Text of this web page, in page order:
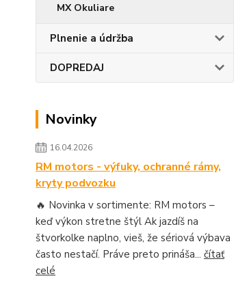
MX Okuliare
Plnenie a údržba
DOPREDAJ
Novinky
16.04.2026
RM motors - výfuky, ochranné rámy,
kryty podvozku
🔥 Novinka v sortimente: RM motors –
keď výkon stretne štýl Ak jazdíš na
štvorkolke naplno, vieš, že sériová výbava
často nestačí. Práve preto prináša... čítať
celé